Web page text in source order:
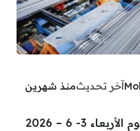
آخر تحديثمنذ شهرين
استقر سعر الحديد في مصر اليوم الأربعاء 3- 6 – 2026